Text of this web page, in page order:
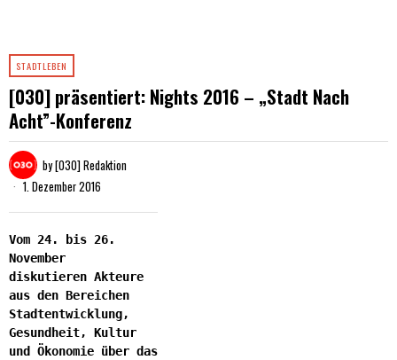
STADTLEBEN
[030] präsentiert: Nights 2016 – „Stadt Nach
Acht”-Konferenz
by[030] Redaktion
1. Dezember 2016
Vom 24. bis 26.
November
diskutieren Akteure
aus den Bereichen
Stadtentwicklung,
Gesundheit, Kultur
und Ökonomie über das